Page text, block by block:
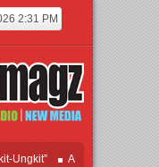
2:31 PM
APMF 2026 Dorong